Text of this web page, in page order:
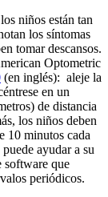
niños están tan
los síntomas
tomar descansos.
Optometric
(en inglés): aleje la
en un
de distancia
los niños deben
10 minutos cada
ayudar a su
software que
periódicos.